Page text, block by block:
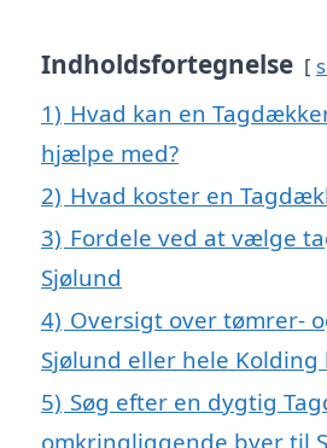
Indholdsfortegnelse
1) Hvad kan en
hjælpe med?
2) Hvad koster en
3) Fordele ved at vælge
Sjølund
4) Oversigt over tømrer-
Sjølund eller hele Kolding
5) Søg efter en dygtig
omkringliggende byer til